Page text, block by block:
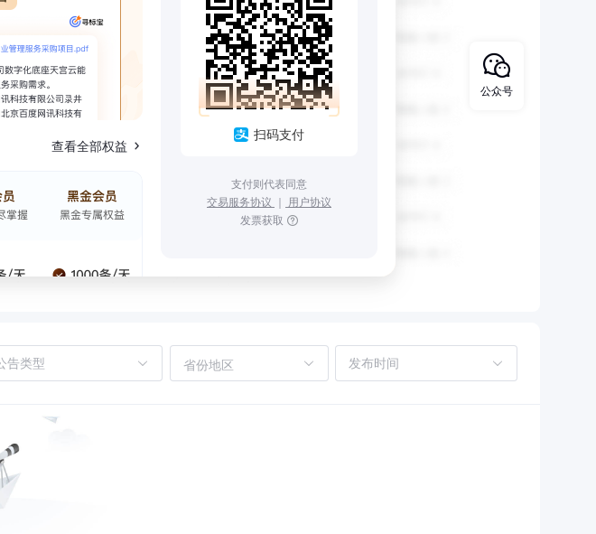
查看全部权益
扫码支付
支付则代表同意
交易服务协议 ｜ 用户协议
发票获取
省份地区
公众号